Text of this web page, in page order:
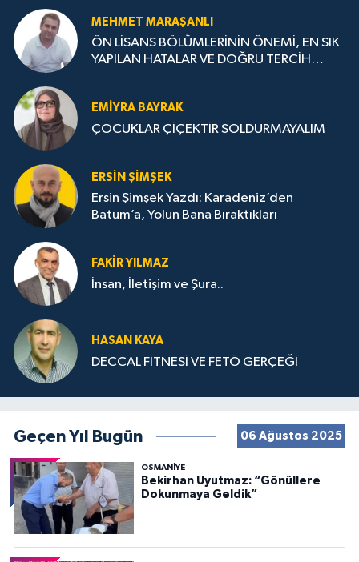
MEHMET MARAŞANLI
ÖN LİSANS BÖLÜMLERİNİN ÖNEMİ, EN SIK
YAPILAN HATALAR VE DOĞRU TERCİH
EMIYRA BAYRAK
ÇOCUKLAR ÇİÇEKTİR SOLDURMAYALIM
ERSIN ŞIMŞEK
Ersin Şimşek Yazdı: Karadeniz’den
Batum’a, Yolun Bana Bıraktıkları
FAKIR YILMAZ
İnsan, İletişim ve Şura..
HASAN KAYA
DECCAL FİTNESİ VE FETÖ GERÇEĞİ
Geçen Yıl Bugün 06 Ağustos 2025
OSMANIYE
Bekirhan Uyutmaz: “Gönüllere
Dokunmaya Geldik”